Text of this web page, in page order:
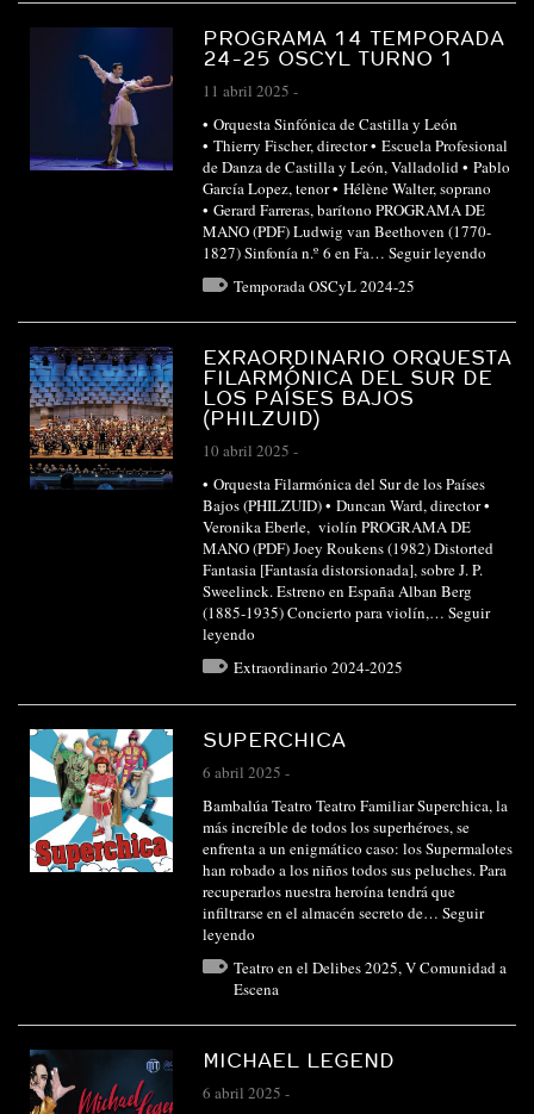
PROGRAMA 14 TEMPORADA
24-25 OSCYL TURNO 1
11 abril 2025 -
• Orquesta Sinfónica de Castilla y León
• Thierry Fischer, director • Escuela Profesional
de Danza de Castilla y León, Valladolid • Pablo
García Lopez, tenor • Hélène Walter, soprano
• Gerard Farreras, barítono PROGRAMA DE
MANO (PDF) Ludwig van Beethoven (1770-
1827) Sinfonía n.º 6 en Fa… Seguir leyendo
Temporada OSCyL 2024-25
EXRAORDINARIO ORQUESTA
FILARMÓNICA DEL SUR DE
LOS PAÍSES BAJOS
(PHILZUID)
10 abril 2025 -
• Orquesta Filarmónica del Sur de los Países
Bajos (PHILZUID) • Duncan Ward, director •
Veronika Eberle, violín PROGRAMA DE
MANO (PDF) Joey Roukens (1982) Distorted
Fantasia [Fantasía distorsionada], sobre J. P.
Sweelinck. Estreno en España Alban Berg
(1885-1935) Concierto para violín,… Seguir
leyendo
Extraordinario 2024-2025
SUPERCHICA
6 abril 2025 -
Bambalúa Teatro Teatro Familiar Superchica, la
más increíble de todos los superhéroes, se
enfrenta a un enigmático caso: los Supermalotes
han robado a los niños todos sus peluches. Para
recuperarlos nuestra heroína tendrá que
infiltrarse en el almacén secreto de… Seguir
leyendo
Teatro en el Delibes 2025, V Comunidad a
Escena
MICHAEL LEGEND
6 abril 2025 -